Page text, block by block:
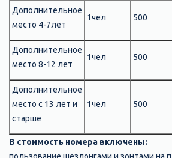
Дополнительное
место 4-7лет
1чел 500
Дополнительное
место 8-12 лет
1чел 500
Дополнительное
место с 13 лет и
старше
1чел 500
В стоимость номера включены: